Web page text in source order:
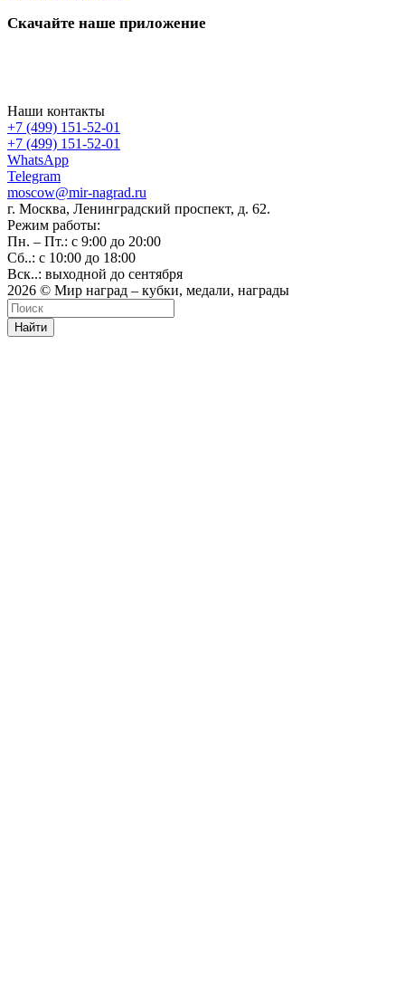
Скачайте наше приложение
Наши контакты
+7 (499) 151-52-01
+7 (499) 151-52-01
WhatsApp
Telegram
moscow@mir-nagrad.ru
г. Москва, Ленинградский проспект, д. 62.
Режим работы:
Пн. – Пт.: с 9:00 до 20:00
Сб..: с 10:00 до 18:00
Вск..: выходной до сентября
2026 © Мир наград – кубки, медали, награды
Найти